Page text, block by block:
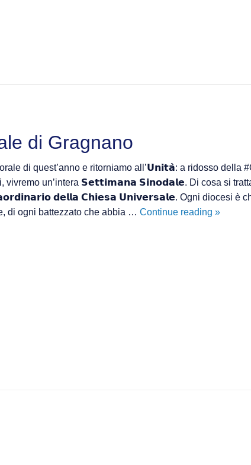
di Gragnano
di quest’anno e ritorniamo all’𝗨𝗻𝗶𝘁𝗮̀: a ridosso della
vivremo un’intera 𝗦𝗲𝘁𝘁𝗶𝗺𝗮𝗻𝗮 𝗦𝗶𝗻𝗼𝗱𝗮𝗹𝗲. Di cosa si
𝗱𝗲𝗹𝗹𝗮 𝗖𝗵𝗶𝗲𝘀𝗮 𝗨𝗻𝗶𝘃𝗲𝗿𝘀𝗮𝗹𝗲. Ogni diocesi è
di ogni battezzato che abbia … Continue reading »